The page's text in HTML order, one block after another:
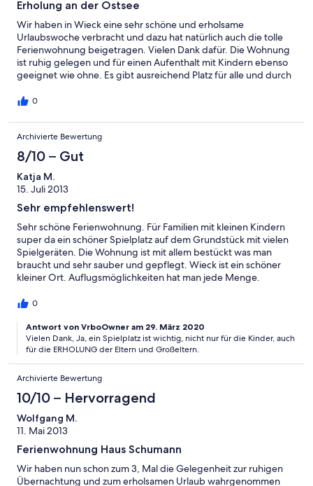
Erholung an der Ostsee
Wir haben in Wieck eine sehr schöne und erholsame
Urlaubswoche verbracht und dazu hat natürlich auch die tolle
Ferienwohnung beigetragen. Vielen Dank dafür. Die Wohnung
ist ruhig gelegen und für einen Aufenthalt mit Kindern ebenso
geeignet wie ohne. Es gibt ausreichend Platz für alle und durch
Zuhause. Alles ist sehr sauber und gepflegt und die Ausstattung
Kinder ebenso wie Erwachsene zum verweilen ein. Während die
Kinder mit zahlreichen Spielgeräten ( Baumhaus, Sandkasten,
Rutsche, Schaukel, riesiger Fuhrpark etc ) ihren Spaß haben,
können die Großen gemütlich im Strandkorb oder an einem der
Gartentische sitzen. Die Vermieter sind sehr freundlich und
hilfsbereit und haben stets ein offenes Ohr. Im hübschen Ort
Wieck gibt es viele Möglichkeiten, gut und günstig zu essen.
Auch ohne Auto und Fahrrad gut zu erreichen. Insgesamt haben
wir uns sehr wohl und gut aufgehoben gefühlt und werden
sicher wiederkommen.
0
Archivierte Bewertung
8/10 – Gut
Katja M.
15. Juli 2013
Sehr empfehlenswert!
Sehr schöne Ferienwohnung. Für Familien mit kleinen Kindern
super da ein schöner Spielplatz auf dem Grundstück mit vielen
Spielgeräten. Die Wohnung ist mit allem bestückt was man
braucht und sehr sauber und gepflegt. Wieck ist ein schöner
kleiner Ort. Auflugsmöglichkeiten hat man jede Menge.
0
Antwort von VrboOwner am 29. März 2020
Vielen Dank, Ja, ein Spielplatz ist wichtig, nicht nur für die Kinder, auch
für die ERHOLUNG der Eltern und Großeltern.
Archivierte Bewertung
10/10 – Hervorragend
Wolfgang M.
11. Mai 2013
Ferienwohnung Haus Schumann
Wir haben nun schon zum 3, Mal die Gelegenheit zur ruhigen
Übernachtung und zum erholsamen Urlaub wahrgenommen